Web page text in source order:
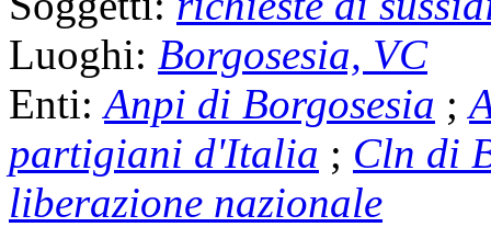
Luoghi: Borgosesia, VC
Enti: Anpi di Borgosesia ;
partigiani d'Italia ; Cln di
liberazione nazionale